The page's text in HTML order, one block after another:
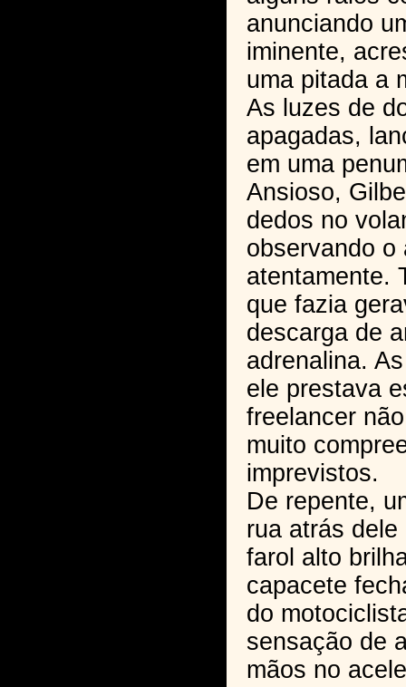
anunciando
iminente,
uma pitada a
As luzes de
apagadas,
em uma
Ansioso,
dedos no
observando o
atentamente.
que fazia
descarga de
adrenalina.
ele prestava
freelancer
muito
imprevistos.
De repente,
rua atrás
farol alto
capacete
do
sensação de
mãos no